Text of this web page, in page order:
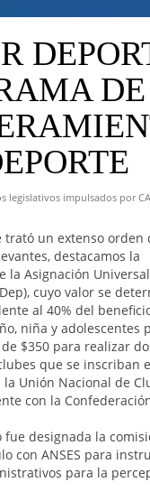
DE
legislativos impulsados por
trató un extenso orden
destacamos la
la Asignación
cuyo valor se
al 40% del
niña y adolescentes
$350 para realizar
que se inscriban
Unión Nacional de
con la
fue designada la
con ANSES para
para la